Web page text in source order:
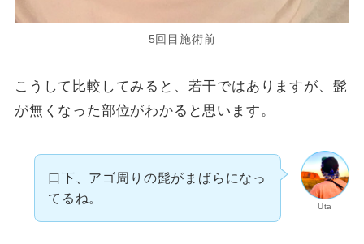
5回目施術前
こうして比較してみると、若干ではありますが、髭
が無くなった部位がわかると思います。
Uta
口下、アゴ周りの髭がまばらになっ
てるね。